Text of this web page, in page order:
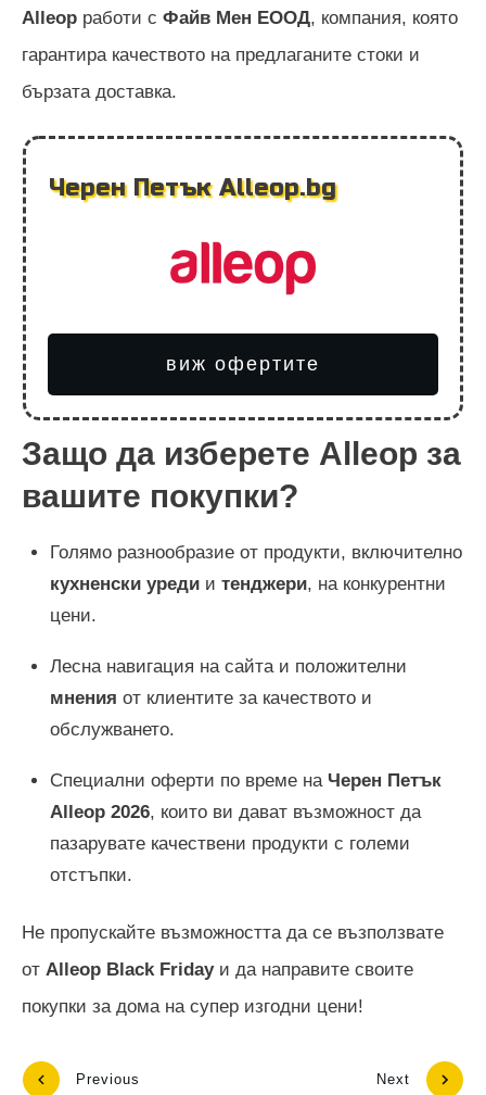
Alleop работи с Файв Мен ЕООД, компания, която
гарантира качеството на предлаганите стоки и
бързата доставка.
Черен Петък Alleop.bg
виж офертите
Защо да изберете Alleop за
вашите покупки?
Голямо разнообразие от продукти, включително
кухненски уредии тенджери, на конкурентни
цени.
Лесна навигация на сайта и положителни
мнения от клиентите за качеството и
обслужването.
Специални оферти по време на Черен Петък
Alleop 2026, които ви дават възможност да
пазарувате качествени продукти с големи
отстъпки.
Не пропускайте възможността да се възползвате
от Alleop Black Fridayи да направите своите
покупки за дома на супер изгодни цени!
Previous Next